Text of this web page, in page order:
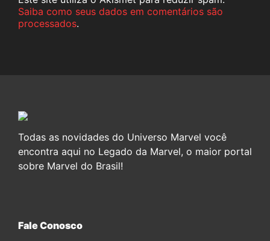
Saiba como seus dados em comentários são
processados.
Todas as novidades do Universo Marvel você
encontra aqui no Legado da Marvel, o maior portal
sobre Marvel do Brasil!
Fale Conosco